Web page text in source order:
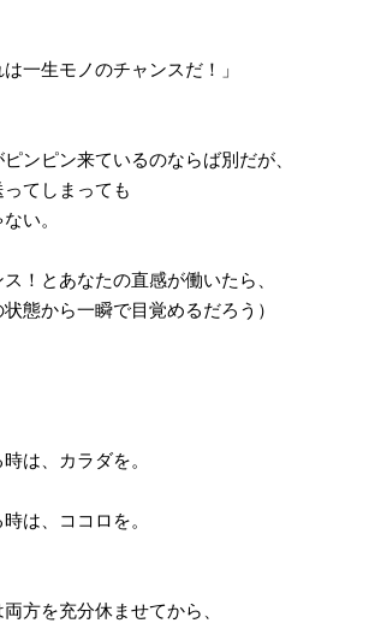
一生モノのチャンスだ！」
ンピン来ているのならば別だが、
てしまっても
い。
ス！とあなたの直感が働いたら、
態から一瞬で目覚めるだろう）
は、カラダを。
は、ココロを。
方を充分休ませてから、